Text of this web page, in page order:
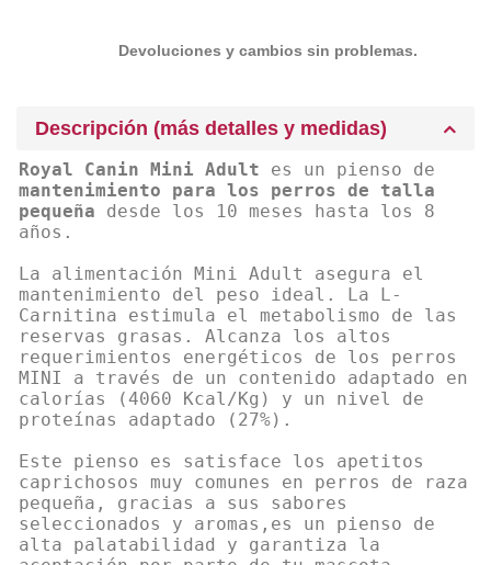
Devoluciones y cambios sin problemas.
Descripción (más detalles y medidas)
Royal Canin Mini Adult es un pienso de
mantenimiento para los perros de talla
pequeña desde los 10 meses hasta los 8
años.
La alimentación Mini Adult asegura el
mantenimiento del peso ideal. La L-
Carnitina estimula el metabolismo de las
reservas grasas. Alcanza los altos
requerimientos energéticos de los perros
MINI a través de un contenido adaptado en
calorías (4060 Kcal/Kg) y un nivel de
proteínas adaptado (27%).
Este pienso es satisface los apetitos
caprichosos muy comunes en perros de raza
pequeña, gracias a sus sabores
seleccionados y aromas,es un pienso de
alta palatabilidad y garantiza la